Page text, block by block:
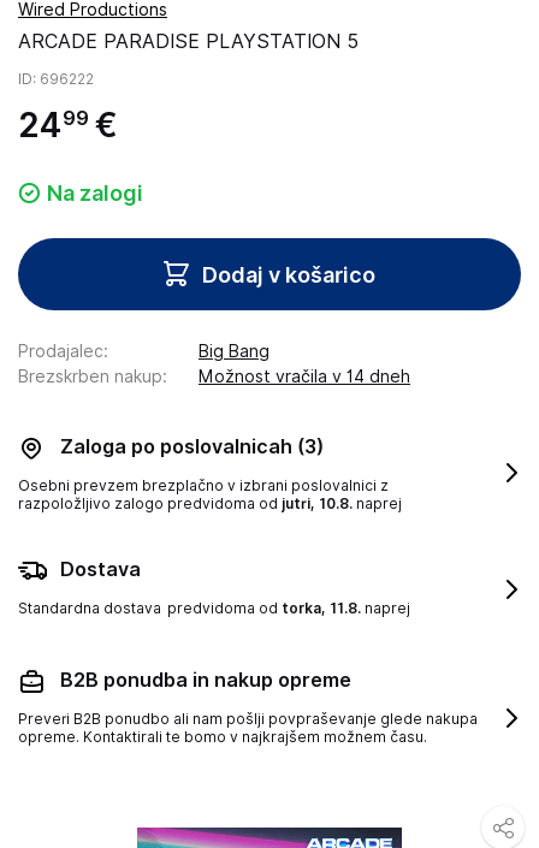
Wired Productions
ARCADE PARADISE PLAYSTATION 5
ID: 696222
2499 €
Na zalogi
Dodaj v košarico
Prodajalec:
Big Bang
Brezskrben nakup: Možnost vračila v 14 dneh
Zaloga po poslovalnicah (3)
Osebni prevzem brezplačno v izbrani poslovalnici z
razpoložljivo zalogo predvidoma od jutri, 10.8. naprej
Dostava
Standardna dostava predvidoma od torka, 11.8. naprej
B2B ponudba in nakup opreme
Preveri B2B ponudbo ali nam pošlji povpraševanje glede nakupa
opreme. Kontaktirali te bomo v najkrajšem možnem času.